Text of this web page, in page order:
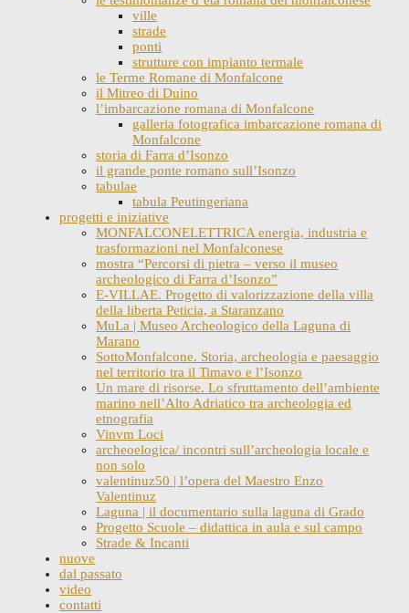
ville
strade
ponti
strutture con impianto termale
le Terme Romane di Monfalcone
il Mitreo di Duino
l’imbarcazione romana di Monfalcone
galleria fotografica imbarcazione romana di
Monfalcone
storia di Farra d’Isonzo
il grande ponte romano sull’Isonzo
tabulae
tabula Peutingeriana
progetti e iniziative
MONFALCONELETTRICA energia, industria e
trasformazioni nel Monfalconese
mostra “Percorsi di pietra – verso il museo
archeologico di Farra d’Isonzo”
E-VILLAE. Progetto di valorizzazione della villa
della liberta Peticia, a Staranzano
MuLa | Museo Archeologico della Laguna di
Marano
SottoMonfalcone. Storia, archeologia e paesaggio
nel territorio tra il Timavo e l’Isonzo
Un mare di risorse. Lo sfruttamento dell’ambiente
marino nell’Alto Adriatico tra archeologia ed
etnografia
Vinvm Loci
archeoelogica/ incontri sull’archeologia locale e
non solo
valentinuz50 | l’opera del Maestro Enzo
Valentinuz
Laguna | il documentario sulla laguna di Grado
Progetto Scuole – didattica in aula e sul campo
Strade & Incanti
nuove
dal passato
video
contatti